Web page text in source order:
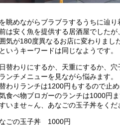
眺めながらブラブラするうちに辿り
は安く魚を提供する居酒屋でしたが、
気が180度異なるお店に変わりました
いうキーワードは同じなようです。
日替わりにするか、天重にするか、
ンチメニューを見ながら悩みます。
わりランチは1200円もするので止め
食べ物ブロガーのランチは1000円
すいませ～ん、あなごの玉子丼をくだ
ごの玉子丼 1000円